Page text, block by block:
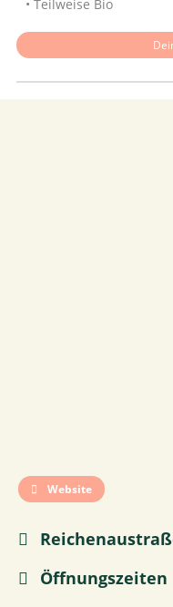
• Teilweise Bio
Website
Öffnungszeiten